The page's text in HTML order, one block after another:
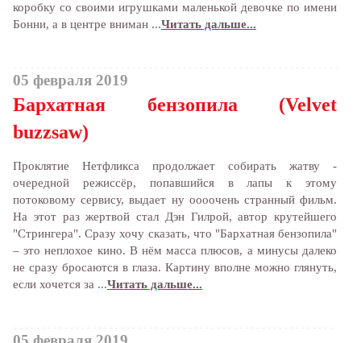
коробку со своими игрушками маленькой девочке по имени
Бонни, а в центре вниман ...Читать дальше...
05 февраля 2019
Бархатная бензопила (Velvet
buzzsaw)
Проклятие Нетфликса продолжает собирать жатву -
очередной режиссёр, попавшийся в лапы к этому
потоковому сервису, выдает ну оооочень странный фильм.
На этот раз жертвой стал Дэн Гилрой, автор крутейшего
"Стрингера". Сразу хочу сказать, что "Бархатная бензопила"
– это неплохое кино. В нём масса плюсов, а минусы далеко
не сразу бросаются в глаза. Картину вполне можно глянуть,
если хочется за ...Читать дальше...